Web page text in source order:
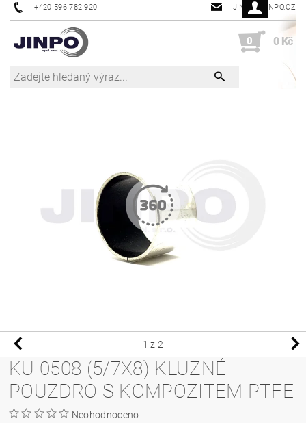
+420 596 782 920 JINPO@JINPO.CZ
0 0 Kč
1 z 2
KU 0508 (5/7X8) KLUZNÉ
POUZDRO S KOMPOZITEM PTFE
Neohodnoceno